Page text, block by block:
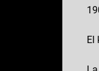
El